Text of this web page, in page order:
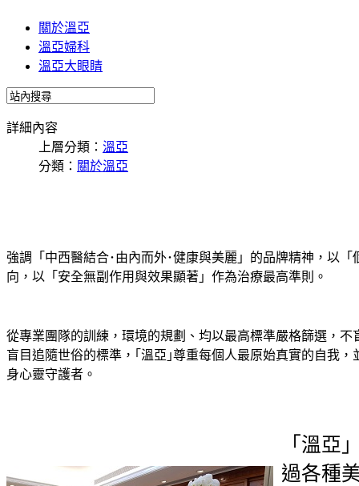
關於溫亞
溫亞婦科
溫亞大眼睛
詳細內容
上層分類： 溫亞
分類： 關於溫亞
強調「中西醫結合･由內而外･健康與美麗」的品牌精神，以「
向，以「安全無副作用與效果顯著」作為治療最高準則。
從專業團隊的訓練，環境的規劃、均以最高標準嚴格篩選，不
盲目追隨世俗的標準，｢溫亞｣尊重每個人最原始真實的自我
身心靈守護者。
「溫亞
過各種